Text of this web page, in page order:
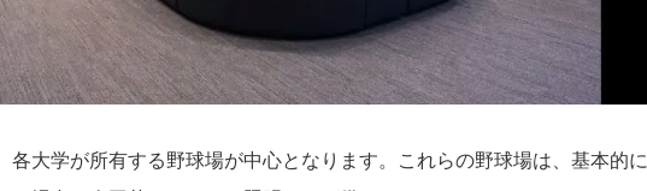
各大学が所有する野球場が中心となります。これらの野球場は、基本的に